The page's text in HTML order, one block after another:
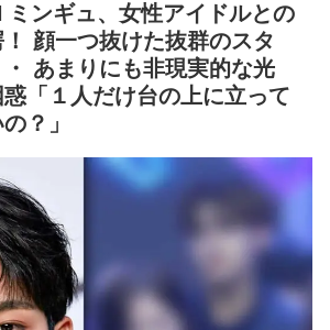
ミンギュ、女性アイドルとの
顔一つ抜けた抜群のスタ
あまりにも非現実的な光
「１人だけ台の上に立って
？」